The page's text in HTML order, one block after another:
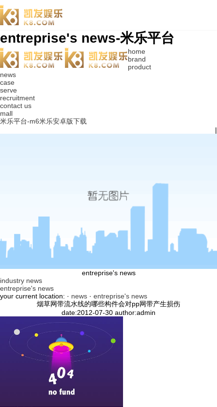
entreprise's news-米乐平台
home
brand
product
news
case
serve
recruitment
contact us
mall
米乐平台-m6米乐安卓版下载
|
entreprise's news
industry news
entreprise's news
your current location: · news · entreprise's news
烟草网带流水线的哪些构件会对pp网带产生损伤
date:2012-07-30 author:admin